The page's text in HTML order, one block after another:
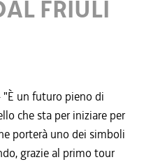
FRIULI
"È un futuro pieno di
che sta per iniziare per
porterà uno dei simboli
grazie al primo tour